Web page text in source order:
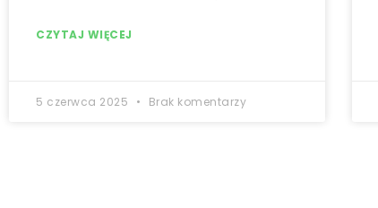
CZYTAJ WIĘCEJ
5 czerwca 2025 Brak komentarzy